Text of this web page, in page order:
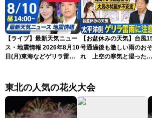
【ライブ】最新天気ニュー
ス・地震情報 2026年8月10
日(月)東海などゲリラ雷雨
ースLiVEアフタヌーン・戸
北美月／宇野沢達也〉
【お盆休みの天気】台風
号通過後も激しい雨のおそ
れ 上空の寒気と湿った空
東北の人気の花火大会